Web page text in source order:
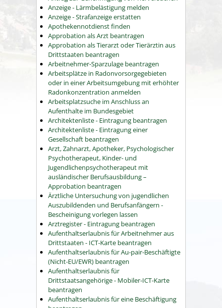
Anzeige - Lärmbelästigung melden
Anzeige - Strafanzeige erstatten
Apothekennotdienst finden
Approbation als Arzt beantragen
Approbation als Tierarzt oder Tierärztin aus
Drittstaaten beantragen
Arbeitnehmer-Sparzulage beantragen
Arbeitsplätze in Radonvorsorgegebieten
oder in einer Arbeitsumgebung mit erhöhter
Radonkonzentration anmelden
Arbeitsplatzsuche im Anschluss an
Aufenthalte im Bundesgebiet
Architektenliste - Eintragung beantragen
Architektenliste - Eintragung einer
Gesellschaft beantragen
Arzt, Zahnarzt, Apotheker, Psychologischer
Psychotherapeut, Kinder- und
Jugendlichenpsychotherapeut mit
ausländischer Berufsausbildung –
Approbation beantragen
Ärztliche Untersuchung von jugendlichen
Auszubildenden und Berufsanfängern -
Bescheinigung vorlegen lassen
Arztregister - Eintragung beantragen
Aufenthaltserlaubnis für Arbeitnehmer aus
Drittstaaten - ICT-Karte beantragen
Aufenthaltserlaubnis für Au-pair-Beschäftigte
(Nicht-EU/EWR) beantragen
Aufenthaltserlaubnis für
Drittstaatsangehörige - Mobiler-ICT-Karte
beantragen
Aufenthaltserlaubnis für eine Beschäftigung